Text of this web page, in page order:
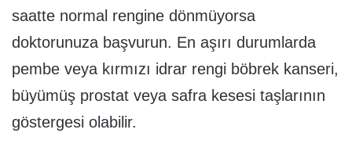
saatte normal rengine dönmüyorsa
doktorunuza başvurun. En aşırı durumlarda
pembe veya kırmızı idrar rengi böbrek kanseri,
büyümüş prostat veya safra kesesi taşlarının
göstergesi olabilir.